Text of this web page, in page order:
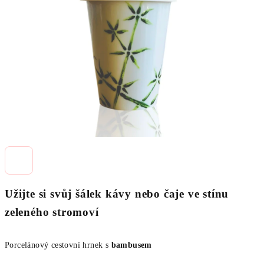
Užijte si svůj šálek kávy nebo čaje ve stínu
zeleného stromoví
Porcelánový cestovní hrnek s bambusem
hvězdiček.